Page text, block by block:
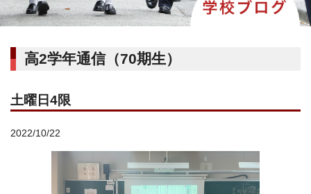
高2学年通信（70期生）
土曜日4限
2022/10/22